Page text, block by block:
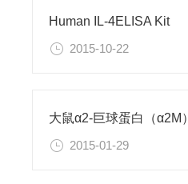
Human IL-4ELISA Kit
2015-10-22
2015-01-29